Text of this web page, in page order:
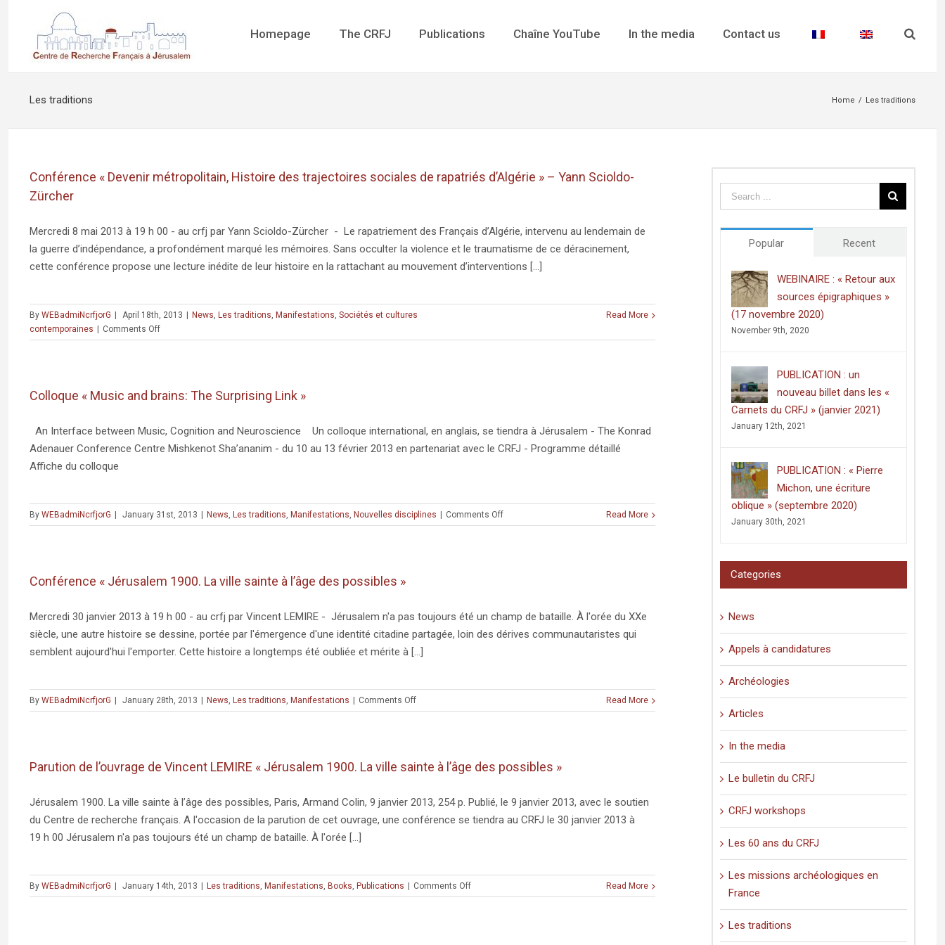
Homepage The CRFJ Publications Chaîne YouTube In the media Contact us
Les traditions Home / Les traditions
Conférence « Devenir métropolitain, Histoire des trajectoires sociales de rapatriés d’Algérie » – Yann Scioldo-
Zürcher
Mercredi 8 mai 2013 à 19 h 00 - au crfj par Yann Scioldo-Zürcher - Le rapatriement des Français d’Algérie, intervenu au lendemain de
la guerre d’indépendance, a profondément marqué les mémoires. Sans occulter la violence et le traumatisme de ce déracinement,
cette conférence propose une lecture inédite de leur histoire en la rattachant au mouvement d’interventions [...]
By WEBadmiNcrfjorG April 18th, 2013 News, Les traditions, Manifestations, Sociétés et cultures
contemporaines
Comments Offon
Conférence
des
sociales
rapatriés
Scioldo-
Zürcher
Read More
Colloque « Music and brains: The Surprising Link »
An Interface between Music, Cognition and Neuroscience Un colloque international, en anglais, se tiendra à Jérusalem - The Konrad
Adenauer Conference Centre Mishkenot Sha’ananim - du 10 au 13 février 2013 en partenariat avec le CRFJ - Programme détaillé
Affiche du colloque
By WEBadmiNcrfjorG January 31st, 2013 News, Les traditions, Manifestations, Nouvelles disciplines Comments Offon
Colloque
Link »
Read More
Conférence « Jérusalem 1900. La ville sainte à l’âge des possibles »
Mercredi 30 janvier 2013 à 19 h 00 - au crfj par Vincent LEMIRE - Jérusalem n'a pas toujours été un champ de bataille. À l'orée du XXe
siècle, une autre histoire se dessine, portée par l'émergence d'une identité citadine partagée, loin des dérives communautaristes qui
semblent aujourd'hui l'emporter. Cette histoire a longtemps été oubliée et mérite à [...]
By WEBadmiNcrfjorG January 28th, 2013 News, Les traditions, Manifestations Comments Offon
Conférence
ville
à
des
Read More
Parution de l’ouvrage de Vincent LEMIRE « Jérusalem 1900. La ville sainte à l’âge des possibles »
Jérusalem 1900. La ville sainte à l’âge des possibles, Paris, Armand Colin, 9 janvier 2013, 254 p. Publié, le 9 janvier 2013, avec le soutien
du Centre de recherche français. A l'occasion de la parution de cet ouvrage, une conférence se tiendra au CRFJ le 30 janvier 2013 à
19 h 00 Jérusalem n'a pas toujours été un champ de bataille. À l'orée [...]
By WEBadmiNcrfjorG January 14th, 2013 Les traditions, Manifestations, Books, Publications Comments Offon
Parution
Read More
Popular Recent
WEBINAIRE : « Retour aux
sources épigraphiques »
(17 novembre 2020)
November 9th, 2020
PUBLICATION : un
nouveau billet dans les «
Carnets du CRFJ » (janvier 2021)
January 12th, 2021
PUBLICATION : « Pierre
Michon, une écriture
oblique » (septembre 2020)
January 30th, 2021
Categories
News
Appels à candidatures
Archéologies
Articles
In the media
Le bulletin du CRFJ
CRFJ workshops
Les 60 ans du CRFJ
Les missions archéologiques en
France
Les traditions